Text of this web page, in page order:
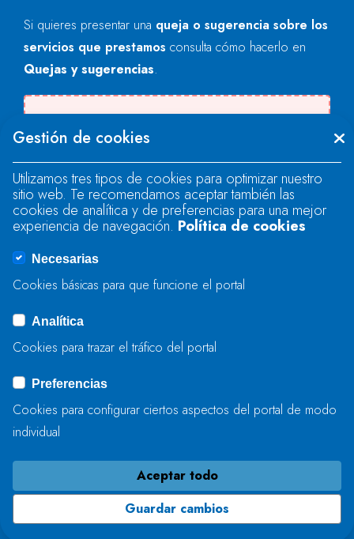
Si quieres presentar una queja o sugerencia sobre los
servicios que prestamos consulta cómo hacerlo en
Quejas y sugerencias.
"text".
Se produjo un error al cargar el campo
"text".
Se produjo un error al cargar el campo
ENVIAR
Gestión de cookies
Utilizamos tres tipos de cookies para optimizar nuestro
sitio web. Te recomendamos aceptar también las
cookies de analítica y de preferencias para una mejor
experiencia de navegación. Política de cookies
Necesarias
Cookies básicas para que funcione el portal
Analítica
Cookies para trazar el tráfico del portal
Preferencias
Cookies para configurar ciertos aspectos del portal de modo
individual
Aceptar todo
Guardar cambios